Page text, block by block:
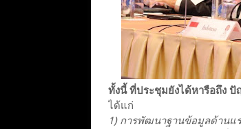
ทั้งนี้ ที่ประชุมยังได้หารือถึง
ได้แก่
1) การพัฒนาฐานข้อมูลด้านแ